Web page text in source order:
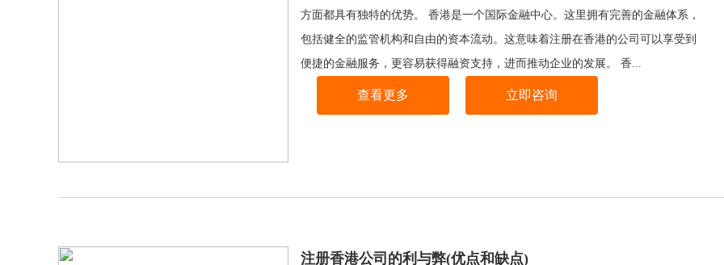
方面都具有独特的优势。 香港是一个国际金融中心。这里拥有完善的金融体系，
包括健全的监管机构和自由的资本流动。这意味着注册在香港的公司可以享受到
便捷的金融服务，更容易获得融资支持，进而推动企业的发展。 香...
查看更多 立即咨询
注册香港公司的利与弊(优点和缺点)